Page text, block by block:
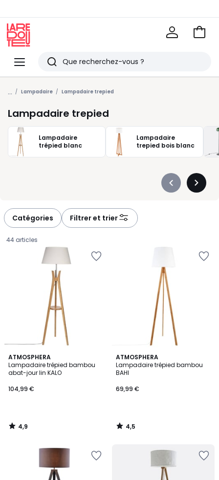
Menu
Redoute
Rechercher
Derniers
articles
vus
Voir
... Lampadaire Lampadaire trepied
Lampadaire trepied
Lampadaire
trépied blanc
Lampadaire
trepied bois blanc
Précédent
Catégories Filtrer et trier
44 articles
ATMOSPHERA
Lampadaire trépied bambou
abat-jour lin KALO
€.
104,99 €
4,9
/ 5
4,9
/
ATMOSPHERA
Lampadaire trépied bambou
BAHI
69,99 €
4,5
/ 5
4,5
/